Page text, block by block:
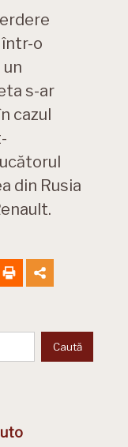
o
s-ar
cazul
din Rusia